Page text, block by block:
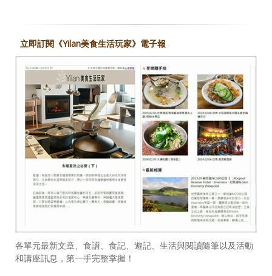
立即訂閱《Yilan美食生活玩家》電子報
各單元最新文章、食譜、食記、遊記、生活與閱讀隨筆以及活動
和講座訊息，第一手完整掌握！